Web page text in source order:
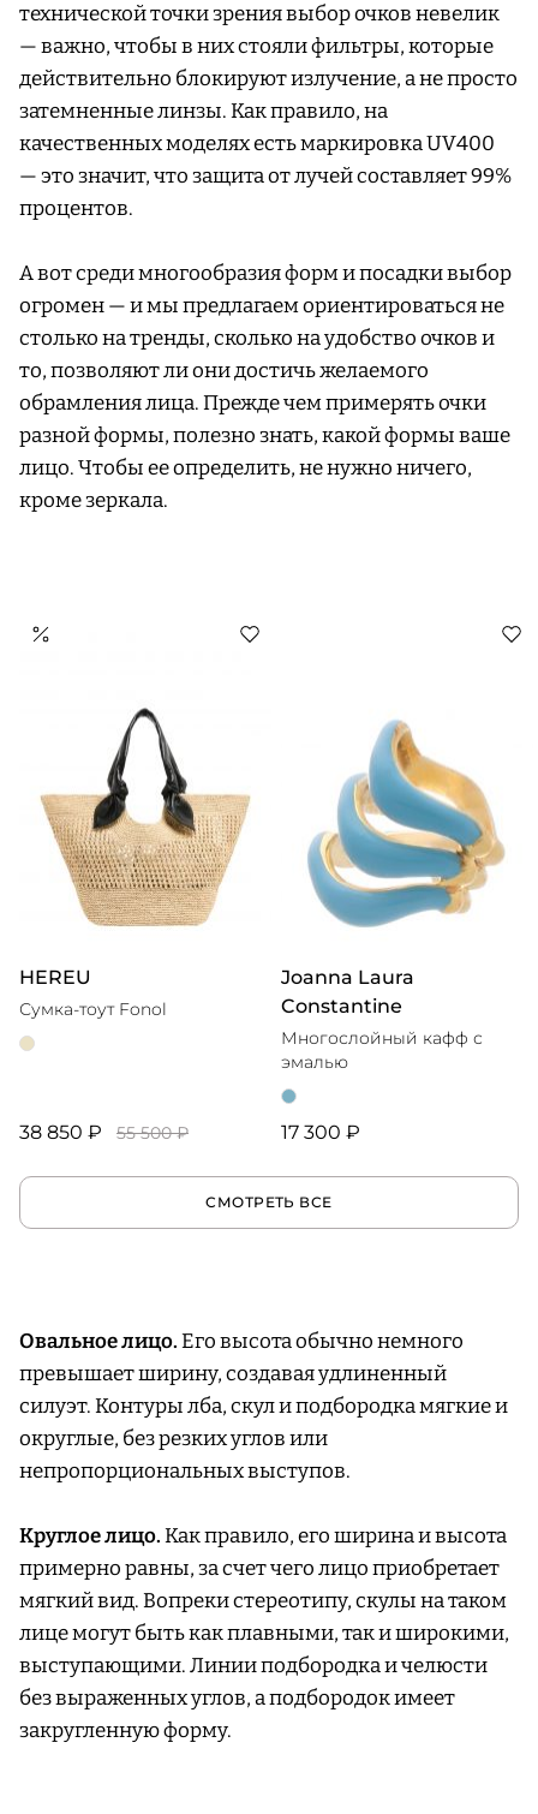
технической точки зрения выбор очков невелик
— важно, чтобы в них стояли фильтры, которые
действительно блокируют излучение, а не просто
затемненные линзы. Как правило, на
качественных моделях есть маркировка UV400
— это значит, что защита от лучей составляет 99%
процентов.
А вот среди многообразия форм и посадки выбор
огромен — и мы предлагаем ориентироваться не
столько на тренды, сколько на удобство очков и
то, позволяют ли они достичь желаемого
обрамления лица. Прежде чем примерять очки
разной формы, полезно знать, какой формы ваше
лицо. Чтобы ее определить, не нужно ничего,
кроме зеркала.
HEREU
Сумка-тоут Fonol
38 850 ₽ 55 500 ₽
Joanna Laura
Constantine
Многослойный кафф с
эмалью
17 300 ₽
СМОТРЕТЬ ВСЕ
Овальное лицо.Его высота обычно немного
превышает ширину, создавая удлиненный
силуэт. Контуры лба, скул и подбородка мягкие и
округлые, без резких углов или
непропорциональных выступов.
Круглое лицо.Как правило, его ширина и высота
примерно равны, за счет чего лицо приобретает
мягкий вид. Вопреки стереотипу, скулы на таком
лице могут быть как плавными, так и широкими,
выступающими. Линии подбородка и челюсти
без выраженных углов, а подбородок имеет
закругленную форму.